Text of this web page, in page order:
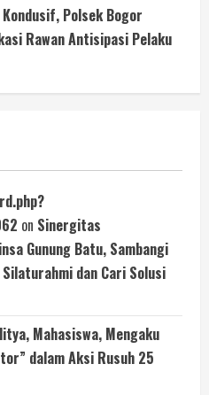
Polsek Bogor
Rawan Antisipasi Pelaku
on Sinergitas
Gunung Batu, Sambangi
dan Cari Solusi
Mahasiswa, Mengaku
dalam Aksi Rusuh 25